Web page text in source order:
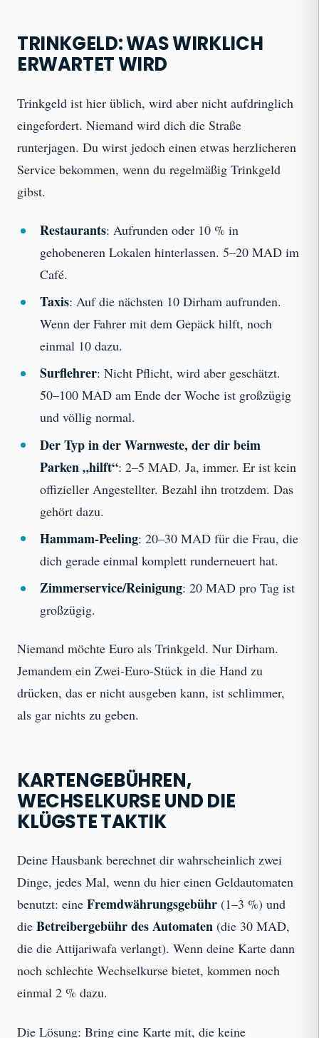
TRINKGELD: WAS WIRKLICH
ERWARTET WIRD
Trinkgeld ist hier üblich, wird aber nicht aufdringlich
eingefordert. Niemand wird dich die Straße
runterjagen. Du wirst jedoch einen etwas herzlicheren
Service bekommen, wenn du regelmäßig Trinkgeld
gibst.
Restaurants: Aufrunden oder 10 % in
gehobeneren Lokalen hinterlassen. 5–20 MAD im
Café.
Taxis: Auf die nächsten 10 Dirham aufrunden.
Wenn der Fahrer mit dem Gepäck hilft, noch
einmal 10 dazu.
Surflehrer: Nicht Pflicht, wird aber geschätzt.
50–100 MAD am Ende der Woche ist großzügig
und völlig normal.
Der Typ in der Warnweste, der dir beim
Parken „hilft“: 2–5 MAD. Ja, immer. Er ist kein
offizieller Angestellter. Bezahl ihn trotzdem. Das
gehört dazu.
Hammam-Peeling: 20–30 MAD für die Frau, die
dich gerade einmal komplett runderneuert hat.
Zimmerservice/Reinigung: 20 MAD pro Tag ist
großzügig.
Niemand möchte Euro als Trinkgeld. Nur Dirham.
Jemandem ein Zwei-Euro-Stück in die Hand zu
drücken, das er nicht ausgeben kann, ist schlimmer,
als gar nichts zu geben.
KARTENGEBÜHREN,
WECHSELKURSE UND DIE
KLÜGSTE TAKTIK
Deine Hausbank berechnet dir wahrscheinlich zwei
Dinge, jedes Mal, wenn du hier einen Geldautomaten
benutzt: eine Fremdwährungsgebühr (1–3 %) und
die Betreibergebühr des Automaten (die 30 MAD,
die die Attijariwafa verlangt). Wenn deine Karte dann
noch schlechte Wechselkurse bietet, kommen noch
einmal 2 % dazu.
Die Lösung: Bring eine Karte mit, die keine